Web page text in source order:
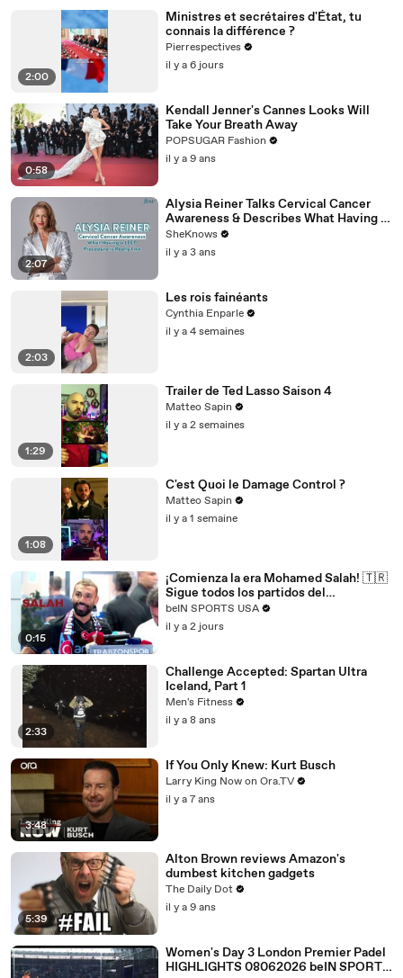
2:00
Ministres et secrétaires d'État, tu
connais la différence ?
Pierrespectives
il y a 6 jours
0:58
Kendall Jenner's Cannes Looks Will
Take Your Breath Away
POPSUGAR Fashion
il y a 9 ans
2:07
Alysia Reiner Talks Cervical Cancer
Awareness & Describes What Having a
LEEP Procedure is Really Like
SheKnows
il y a 3 ans
2:03
Les rois fainéants
Cynthia Enparle
il y a 4 semaines
1:29
Trailer de Ted Lasso Saison 4
Matteo Sapin
il y a 2 semaines
1:08
C'est Quoi le Damage Control ?
Matteo Sapin
il y a 1 semaine
0:15
¡Comienza la era Mohamed Salah! 🇹🇷
Sigue todos los partidos del
Trabzonspor por beIN SPORTS
beIN SPORTS USA
il y a 2 jours
2:33
Challenge Accepted: Spartan Ultra
Iceland, Part 1
Men's Fitness
il y a 8 ans
3:48
If You Only Knew: Kurt Busch
Larry King Now on Ora.TV
il y a 7 ans
5:39
Alton Brown reviews Amazon's
dumbest kitchen gadgets
The Daily Dot
il y a 9 ans
Women's Day 3 London Premier Padel
HIGHLIGHTS 08062026 beIN SPORTS